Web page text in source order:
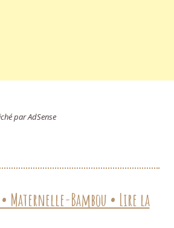
par AdSense
Maternelle-Bambou • Lire la